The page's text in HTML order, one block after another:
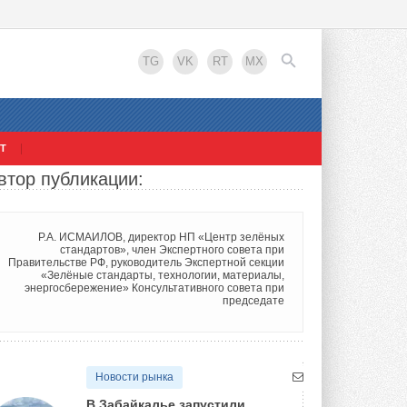
TG VK RT MX
публикации:
Р.А. ИСМАИЛОВ, директор НП «Центр зелёных
стандартов», член Экспертного совета при
Правительстве РФ, руководитель Экспертной секции
«Зелёные стандарты, технологии, материалы,
энергосбережение» Консультативного совета при
председате
Новости рынка